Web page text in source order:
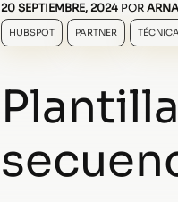
20 SEPTIEMBRE, 2024 POR
HUBSPOT PARTNER